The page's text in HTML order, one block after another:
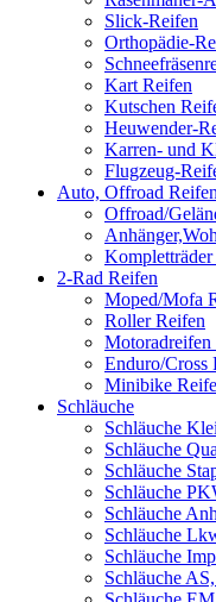
Slick-Reifen
Orthopädie-
Kart Reifen
Kutschen
Heuwender-
Karren- und
Flugzeug-
Auto, Offroad Reifen
Offroad/
2-Rad Reifen
Moped/Mofa
Roller Reifen
Motoradreifen
Enduro/Cross
Minibike
Schläuche
Schläuche
Schläuche
Schläuche
Schläuche
Schläuche
Schläuche
Schläuche
Schläuche